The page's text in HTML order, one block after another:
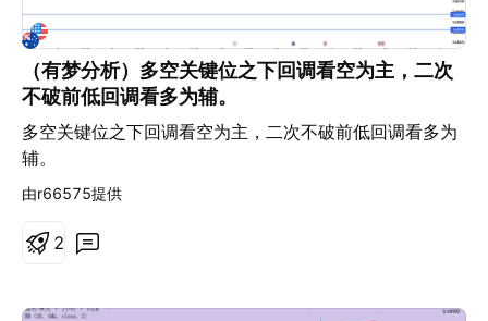
确认，避免追在假突破的最高点 / 最低点。
会显现的隐性成本 过度管理带来的伤害，往往不是一次明
显的大幅亏损，而是慢慢体现在长期绩效结构上。 它通常
会侵蚀交易优势公式中的关键变量——平均盈利交易的大
小。 相比亏损中的交易，浮盈中的交易更容易被频繁调
整。原因主要有两点： “做对”的多巴胺反馈 已经产生的利
润让人产生“必须保护”的心理 久而久之，盈利单的利润空
间被压缩，平均盈利下降，最终削弱整体交易优势。 另一
个隐性成本是：绩效变得难以评估。 当每一笔交易都用不
只是压力之下临时决策的产物。 三种减少过度管理的方法
（有梦分析）多空关键位之下回调看空为主，二次
不破前低回调看多为辅。
多空关键位之下回调看空为主，二次不破前低回调看多为
辅。
由r66575提供
2